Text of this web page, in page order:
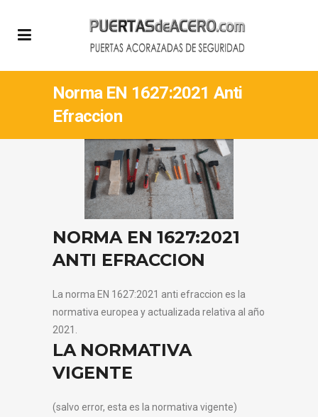
Norma EN 1627:2021 Anti
Efraccion
NORMA EN 1627:2021
ANTI EFRACCION
La norma EN 1627:2021 anti efraccion es la
normativa europea y actualizada relativa al año
2021.
LA NORMATIVA
VIGENTE
(salvo error, esta es la normativa vigente)